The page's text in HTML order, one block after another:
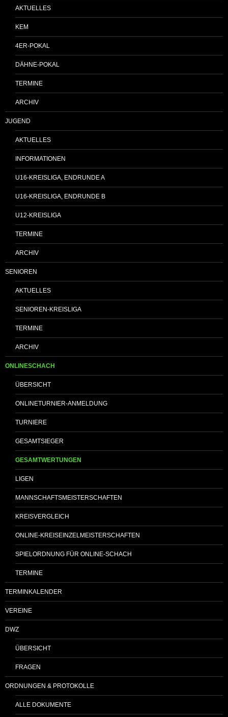
AKTUELLES
KEM
4ER-POKAL
DÄHNE-POKAL
TERMINE
ARCHIV
JUGEND
AKTUELLES
INFORMATIONEN
U16-KREISLIGA, ENDRUNDE A
U16-KREISLIGA, ENDRUNDE B
U12-KREISLIGA
TERMINE
ARCHIV
SENIOREN
AKTUELLES
SENIOREN-KREISLIGA
TERMINE
ARCHIV
ONLINESCHACH
ÜBERSICHT
ONLINETURNIER-ANMELDUNG
TURNIERE
GESAMTSIEGER
GESAMTWERTUNGEN
LIGEN
MANNSCHAFTSMEISTERSCHAFTEN
KREISVERGLEICH
ONLINE-KREISEINZELMEISTERSCHAFTEN
SPIELORDNUNG FÜR ONLINE-SCHACH
TERMINE
TERMINKALENDER
VEREINE
DWZ
ÜBERSICHT
FRAGEN
ORDNUNGEN & PROTOKOLLE
ALLE DOKUMENTE